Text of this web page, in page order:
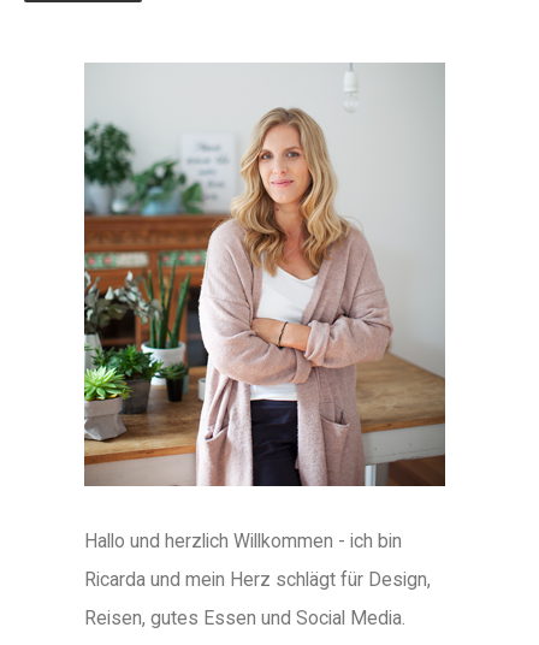
Hallo und herzlich Willkommen - ich bin
Ricarda und mein Herz schlägt für Design,
Reisen, gutes Essen und Social Media.